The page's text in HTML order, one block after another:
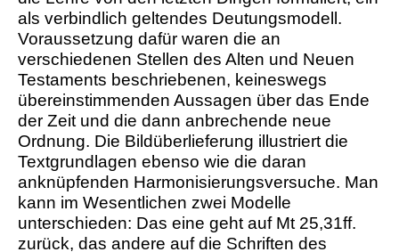
als verbindlich geltendes Deutungsmodell.
Voraussetzung dafür waren die an
verschiedenen Stellen des Alten und Neuen
Testaments beschriebenen, keineswegs
übereinstimmenden Aussagen über das Ende
der Zeit und die dann anbrechende neue
Ordnung. Die Bildüberlieferung illustriert die
Textgrundlagen ebenso wie die daran
anknüpfenden Harmonisierungsversuche. Man
kann im Wesentlichen zwei Modelle
unterschieden: Das eine geht auf Mt 25,31ff.
zurück, das andere auf die Schriften des